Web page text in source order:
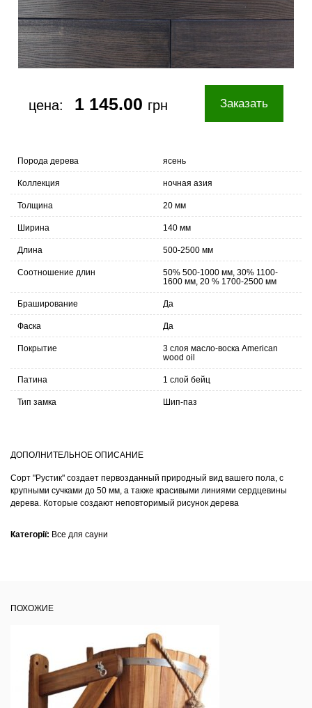
цена: 1 145.00 грн Заказать
Порода дерева ясень
Коллекция ночная азия
Толщина 20 мм
Ширина 140 мм
Длина 500-2500 мм
Соотношение длин
50% 500-1000 мм, 30% 1100-
1600 мм, 20 % 1700-2500 мм
Браширование Да
Фаска Да
Покрытие
3 слоя масло-воска American
wood oil
Патина 1 слой бейц
Тип замка Шип-паз
ДОПОЛНИТЕЛЬНОЕ ОПИСАНИЕ
Сорт "Рустик" создает первозданный природный вид вашего пола, с
крупными сучками до 50 мм, а также красивыми линиями сердцевины
дерева. Которые создают неповторимый рисунок дерева
Категорії: Все для сауни
ПОХОЖИЕ